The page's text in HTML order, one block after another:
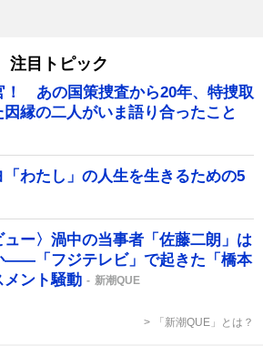
注目トピック
！ あの国策捜査から20年、特捜取
縁の二人がいま語り合ったこと
わたし」の人生を生きるための5
ュー〉渦中の当事者「佐藤二朗」は
――「フジテレビ」で起きた「橋本
メント騒動
新潮QUE
「新潮QUE」とは？